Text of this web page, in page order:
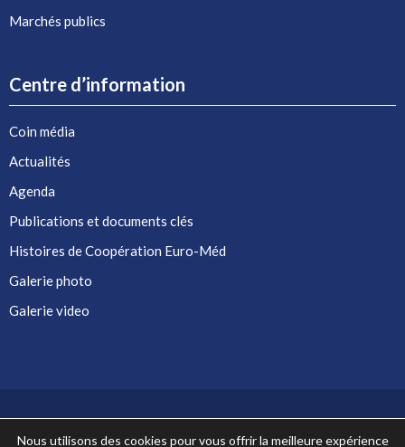
Marchés publics
Centre d’information
Coin média
Actualités
Agenda
Publications et documents clés
Histoires de Coopération Euro-Méd
Galerie photo
Galerie video
Nous utilisons des cookies pour vous offrir la meilleure expérience